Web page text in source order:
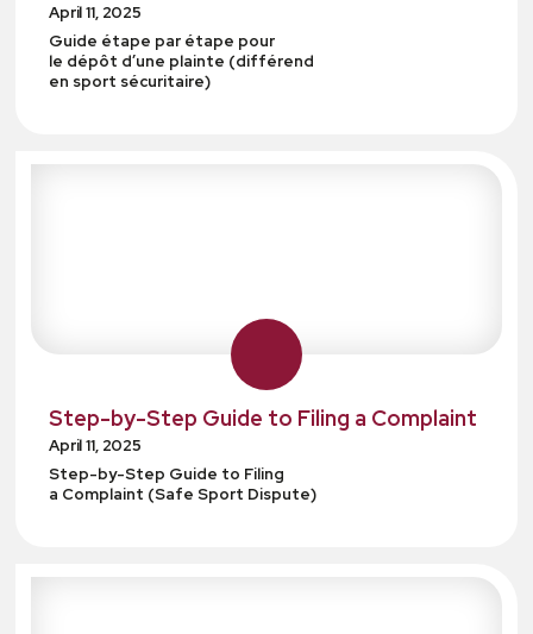
April 11, 2025
Guide étape par étape pour
le dépôt d’une plainte (différend
en sport sécuritaire)
Step-by-Step Guide to Filing a Complaint
April 11, 2025
Step-by-Step Guide to Filing
a Complaint (Safe Sport Dispute)